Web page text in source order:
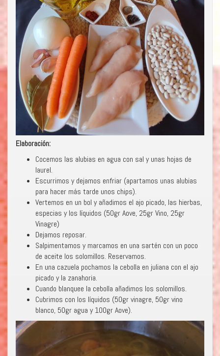
Elaboración:
Cocemos las alubias en agua con sal y unas hojas de
laurel.
Escurrimos y dejamos enfriar (apartamos unas alubias
para hacer más tarde unos chips).
Vertemos en un bol y añadimos el ajo picado, las hierbas,
especias y los líquidos (50gr Aove, 25gr Vino, 25gr
Vinagre)
Dejamos reposar.
Salpimentamos y marcamos en una sartén con un poco
de aceite los solomillos. Reservamos.
En una cazuela pochamos la cebolla en juliana con el ajo
picado y la zanahoria.
Cuando blanquee la cebolla añadimos los solomillos.
Cubrimos con los líquidos (50gr vinagre, 50gr vino
blanco, 50gr agua y 100gr Aove).